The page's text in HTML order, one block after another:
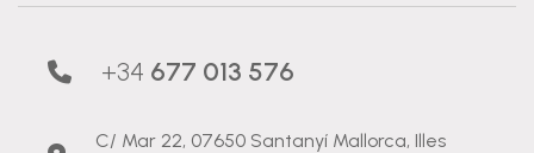
+34 677 013 576
C/ Mar 22, 07650 Santanyí Mallorca, Illes